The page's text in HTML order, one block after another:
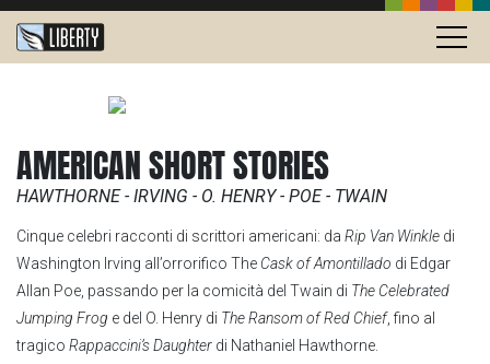
AMERICAN SHORT STORIES
HAWTHORNE - IRVING - O. HENRY - POE - TWAIN
Cinque celebri racconti di scrittori americani: da Rip Van Winkle di
Washington Irving all’orrorifico The Cask of Amontillado di Edgar
Allan Poe, passando per la comicità del Twain di The Celebrated
Jumping Frog e del O. Henry di The Ransom of Red Chief, fino al
tragico Rappaccini’s Daughter di Nathaniel Hawthorne.